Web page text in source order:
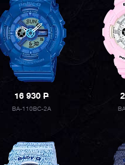
16 930P
BA-110BC-2A